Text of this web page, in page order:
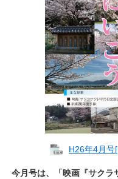
H26年4月号
今月号は、「映画『サクラ